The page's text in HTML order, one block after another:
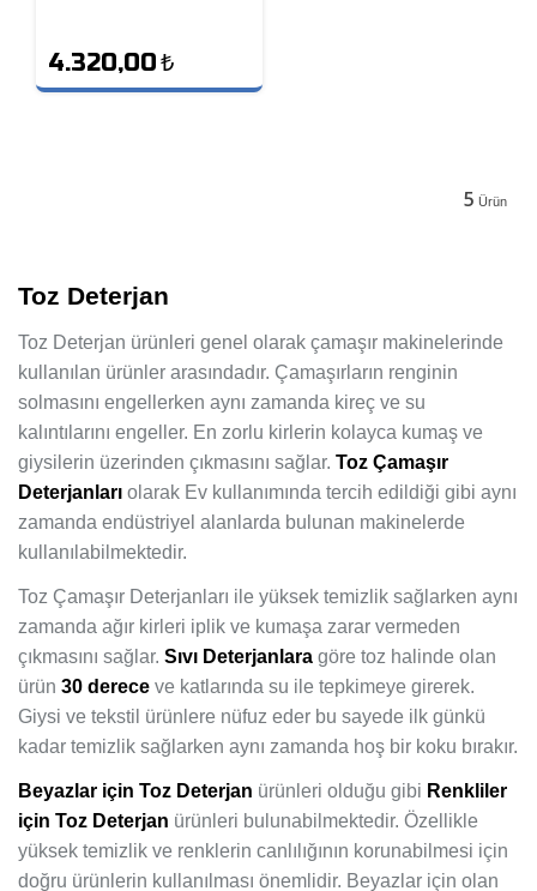
4.320,00₺
5 Ürün
Toz Deterjan
Toz Deterjan ürünleri genel olarak çamaşır makinelerinde
kullanılan ürünler arasındadır. Çamaşırların renginin
solmasını engellerken aynı zamanda kireç ve su
kalıntılarını engeller. En zorlu kirlerin kolayca kumaş ve
giysilerin üzerinden çıkmasını sağlar. Toz Çamaşır
Deterjanları olarak Ev kullanımında tercih edildiği gibi aynı
zamanda endüstriyel alanlarda bulunan makinelerde
kullanılabilmektedir.
Toz Çamaşır Deterjanları ile yüksek temizlik sağlarken aynı
zamanda ağır kirleri iplik ve kumaşa zarar vermeden
çıkmasını sağlar. Sıvı Deterjanlara göre toz halinde olan
ürün 30 derece ve katlarında su ile tepkimeye girerek.
Giysi ve tekstil ürünlere nüfuz eder bu sayede ilk günkü
kadar temizlik sağlarken aynı zamanda hoş bir koku bırakır.
Beyazlar için Toz Deterjan ürünleri olduğu gibi Renkliler
için Toz Deterjan ürünleri bulunabilmektedir. Özellikle
yüksek temizlik ve renklerin canlılığının korunabilmesi için
doğru ürünlerin kullanılması önemlidir. Beyazlar için olan